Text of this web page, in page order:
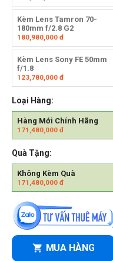
Kèm Lens Tamron 70-
180mm f/2.8 G2
180,980,000 đ
Kèm Lens Sony FE 50mm
f/1.8
123,780,000 đ
Loại Hàng:
Hàng Mới Chính Hãng
171,480,000 đ
Quà Tặng:
Không Kèm Quà
171,480,000 đ
MUA HÀNG